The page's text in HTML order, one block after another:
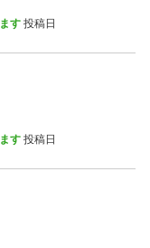
す 投稿日
す 投稿日